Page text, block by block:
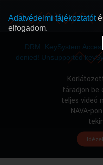
DRM: KeySystem
denied! Unsupported
fáradjon be
teljes videó
NAVA-
Adatvédelmi tájékoztatót
elfogadom.